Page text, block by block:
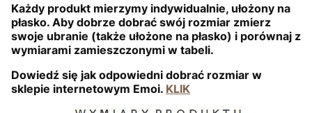
Każdy produkt mierzymy indywidualnie, ułożony na
płasko. Aby dobrze dobrać swój rozmiar zmierz
swoje ubranie (także ułożone na płasko) i porównaj z
wymiarami zamieszczonymi w tabeli.
Dowiedź się jak odpowiedni dobrać rozmiar w
sklepie internetowym Emoi. KLIK